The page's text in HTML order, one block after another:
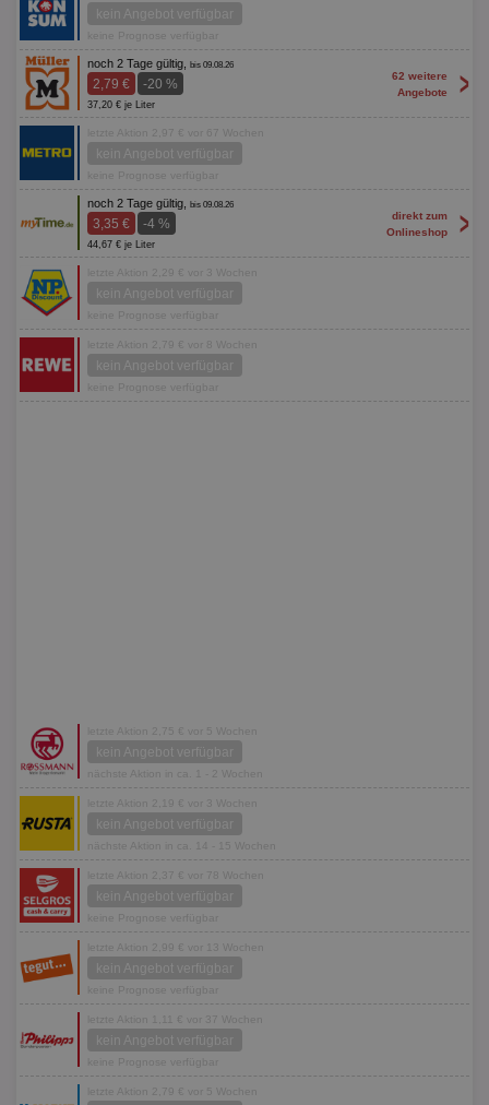
kein Angebot verfügbar
keine Prognose verfügbar
noch 2 Tage gültig, bis 09.08.26
2,79 € -20 %
37,20 € je Liter
62 weitere
Angebote
>
letzte Aktion 2,97 € vor 67 Wochen
kein Angebot verfügbar
keine Prognose verfügbar
noch 2 Tage gültig, bis 09.08.26
3,35 € -4 %
44,67 € je Liter
direkt zum
Onlineshop
>
letzte Aktion 2,29 € vor 3 Wochen
kein Angebot verfügbar
keine Prognose verfügbar
letzte Aktion 2,79 € vor 8 Wochen
kein Angebot verfügbar
keine Prognose verfügbar
letzte Aktion 2,75 € vor 5 Wochen
kein Angebot verfügbar
nächste Aktion in ca. 1 - 2 Wochen
letzte Aktion 2,19 € vor 3 Wochen
kein Angebot verfügbar
nächste Aktion in ca. 14 - 15 Wochen
letzte Aktion 2,37 € vor 78 Wochen
kein Angebot verfügbar
keine Prognose verfügbar
letzte Aktion 2,99 € vor 13 Wochen
kein Angebot verfügbar
keine Prognose verfügbar
letzte Aktion 1,11 € vor 37 Wochen
kein Angebot verfügbar
keine Prognose verfügbar
letzte Aktion 2,79 € vor 5 Wochen